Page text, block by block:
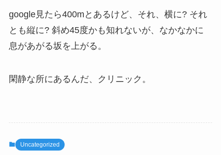
google見たら400mとあるけど、それ、横に? それ
とも縦に? 斜め45度かも知れないが、なかなかに
息があがる坂を上がる。
閑静な所にあるんだ、クリニック。
Uncategorized